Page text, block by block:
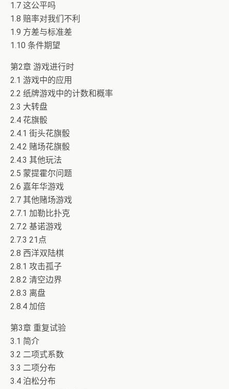
1.7 这公平吗
1.8 赔率对我们不利
1.9 方差与标准差
1.10 条件期望
第2章 游戏进行时
2.1 游戏中的应用
2.2 纸牌游戏中的计数和概率
2.3 大转盘
2.4 花旗骰
2.4.1 街头花旗骰
2.4.2 赌场花旗骰
2.4.3 其他玩法
2.5 蒙提霍尔问题
2.6 嘉年华游戏
2.7 其他赌场游戏
2.7.1 加勒比扑克
2.7.2 基诺游戏
2.7.3 21点
2.8 西洋双陆棋
2.8.1 攻击孤子
2.8.2 清空边界
2.8.3 离盘
2.8.4 加倍
第3章 重复试验
3.1 简介
3.2 二项式系数
3.3 二项分布
3.4 泊松分布